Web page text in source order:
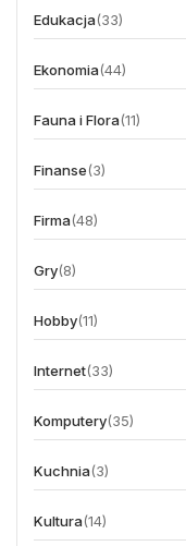
Edukacja(33)
Ekonomia(44)
Fauna i Flora(11)
Finanse(3)
Firma(48)
Gry(8)
Hobby(11)
Internet(33)
Komputery(35)
Kuchnia(3)
Kultura(14)